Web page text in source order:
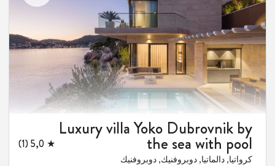
المفضلة
Luxury villa Yoko Dubrovnik by
the sea with pool
★ 5,0 (1)
كرواتيا, دالماتيا, دوبروفنيك, دوبروفنيك